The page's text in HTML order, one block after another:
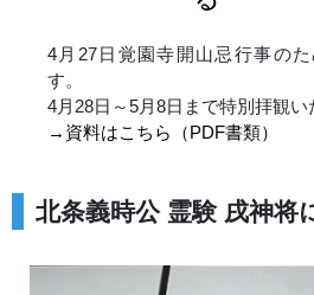
4月27日覚園寺開山忌行事の
す。
4月28日～5月8日まで特別拝観い
→資料はこちら（PDF書類）
北条義時公 霊験 戌神将